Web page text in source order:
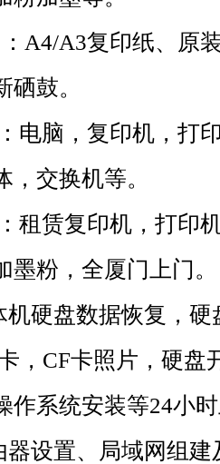
A4/A3复印纸、原
鼓。
电脑，复印机，打
交换机等。
租赁复印机，打印
墨粉，全厦门上门。
机硬盘数据恢复，
，CF卡照片，硬盘
作系统安装等24小
器设置、局域网组